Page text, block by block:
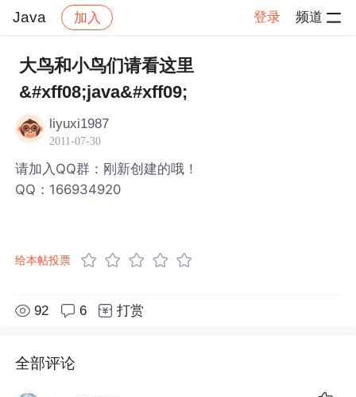
Java 加入 登录 频道
社区 Java 帖子详情
大鸟和小鸟们请看这里
&#xff08;java&#xff09;
liyuxi1987
2011-07-30
请加入QQ群：刚新创建的哦！
QQ：166934920
给本帖投票
92 6 打赏
全部评论